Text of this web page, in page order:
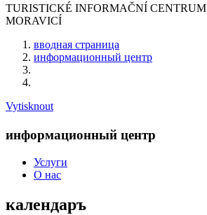
TURISTICKÉ INFORMAČNÍ CENTRUM
MORAVICÍ
вводная страница
информационный центр
Vytisknout
информационный центр
Услуги
О нас
календаръ